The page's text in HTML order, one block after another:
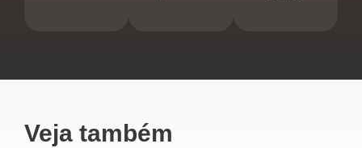
Veja também